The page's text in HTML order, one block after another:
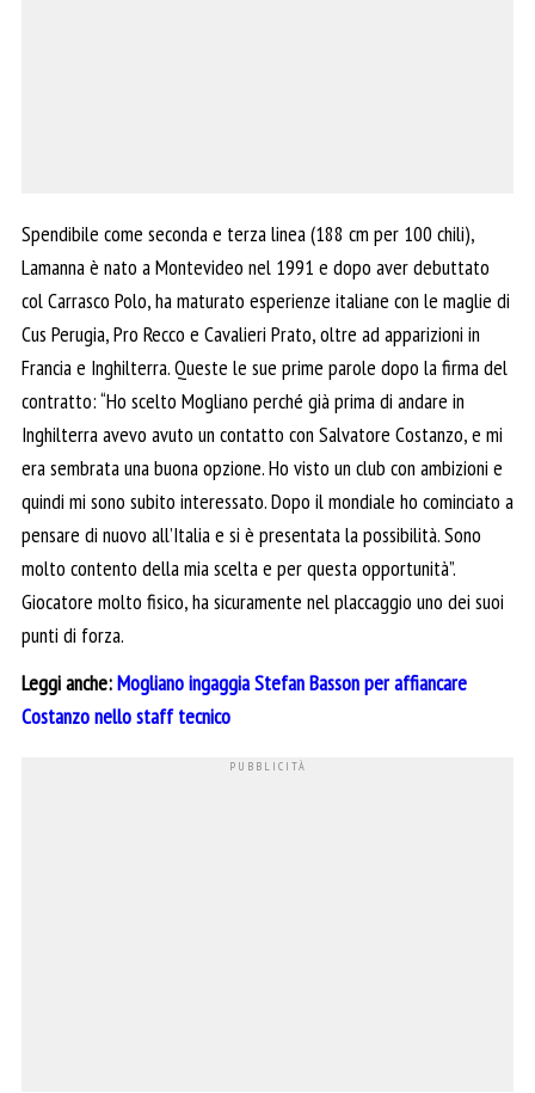
Spendibile come seconda e terza linea (188 cm per 100 chili),
Lamanna è nato a Montevideo nel 1991 e dopo aver debuttato
col Carrasco Polo, ha maturato esperienze italiane con le maglie di
Cus Perugia, Pro Recco e Cavalieri Prato, oltre ad apparizioni in
Francia e Inghilterra. Queste le sue prime parole dopo la firma del
contratto: “Ho scelto Mogliano perché già prima di andare in
Inghilterra avevo avuto un contatto con Salvatore Costanzo, e mi
era sembrata una buona opzione. Ho visto un club con ambizioni e
quindi mi sono subito interessato. Dopo il mondiale ho cominciato a
pensare di nuovo all’Italia e si è presentata la possibilità. Sono
molto contento della mia scelta e per questa opportunità”.
Giocatore molto fisico, ha sicuramente nel placcaggio uno dei suoi
punti di forza.
Leggi anche:Mogliano ingaggia Stefan Basson per affiancare
Costanzo nello staff tecnico